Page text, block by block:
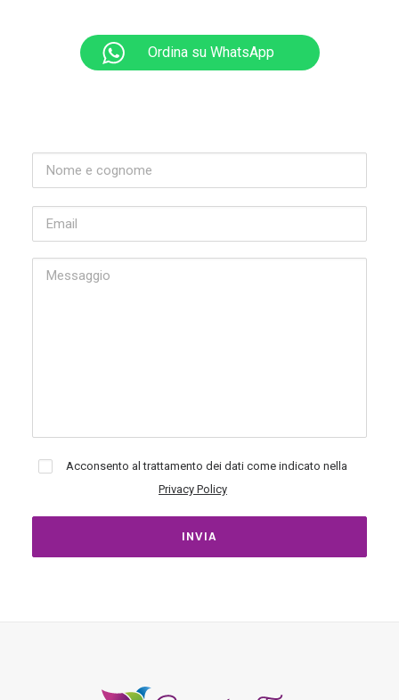
Ordina su WhatsApp
Acconsento al trattamento dei dati come indicato nella
Privacy Policy